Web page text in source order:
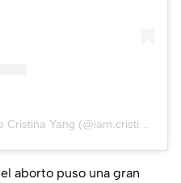
el aborto puso una gran